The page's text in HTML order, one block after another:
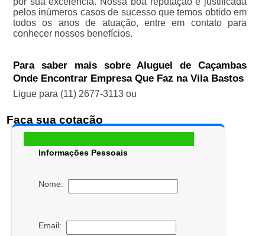
pelos inúmeros casos de sucesso que temos obtido em
todos os anos de atuação, entre em contato para
conhecer nossos benefícios.
Para saber mais sobre Aluguel de Caçambas
Onde Encontrar Empresa Que Faz na Vila Bastos
Ligue para (11) 2677-3113ou
Faça sua cotação
Informações Pessoais
Nome:
Email: